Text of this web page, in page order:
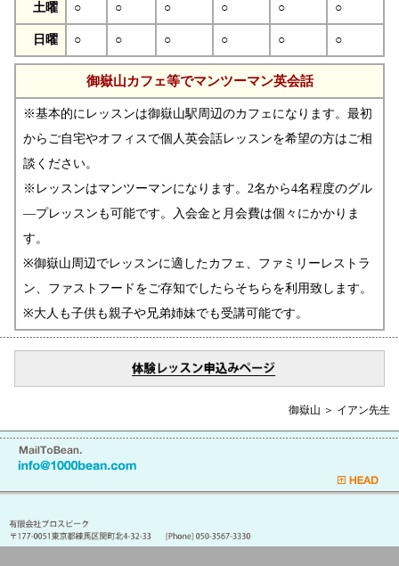
土曜 ○ ○ ○ ○ ○ ○
日曜 ○ ○ ○ ○ ○ ○
御嶽山カフェ等でマンツーマン英会話
※基本的にレッスンは御嶽山駅周辺のカフェになります。最初
からご自宅やオフィスで個人英会話レッスンを希望の方はご相
談ください。
※レッスンはマンツーマンになります。2名から4名程度のグル
―プレッスンも可能です。入会金と月会費は個々にかかりま
す。
※御嶽山周辺でレッスンに適したカフェ、ファミリーレストラ
ン、ファストフードをご存知でしたらそちらを利用致します。
※大人も子供も親子や兄弟姉妹でも受講可能です。
御嶽山 ＞ イアン先生